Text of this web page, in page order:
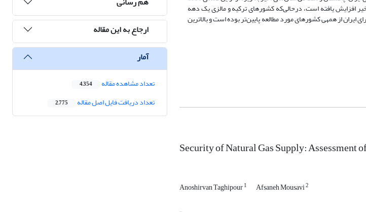
افزایش یافته ‌است، درحالی‌که کشورهای ترکیه و مالزی یک دهه
زودتر (1980 میلادی) آزادسازی مالی را آغاز کرده‌اند، هم‌چنین یافته‌های تحقیق نشان می‌دهد که شاخص مذکور برای ایران از همه‎‎ی کشورهای مورد مطالعه پایین‌تر بوده است و بالاترین
Security of Natural Gas Supply: Assessment
Anoshirvan Taghipour1 Afsaneh Mousavi2
ارجاع به این مقاله
آمار
تعداد مشاهده مقاله 4,354
تعداد دریافت فایل اصل مقاله 2,775